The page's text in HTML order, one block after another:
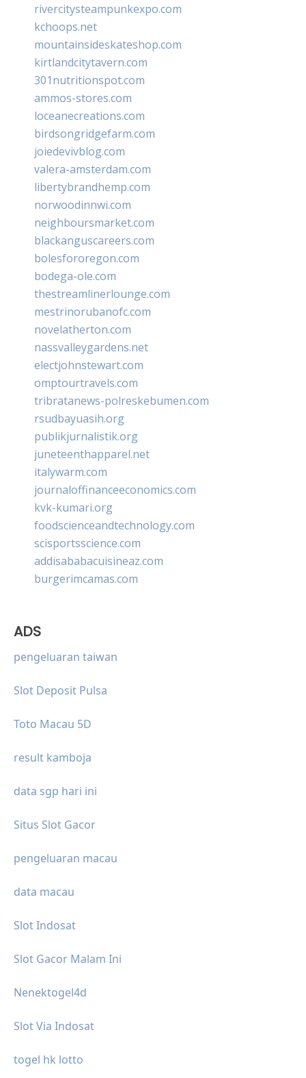
rivercitysteampunkexpo.com
kchoops.net
mountainsideskateshop.com
kirtlandcitytavern.com
301nutritionspot.com
ammos-stores.com
loceanecreations.com
birdsongridgefarm.com
joiedevivblog.com
valera-amsterdam.com
libertybrandhemp.com
norwoodinnwi.com
neighboursmarket.com
blackanguscareers.com
bolesfororegon.com
bodega-ole.com
thestreamlinerlounge.com
mestrinorubanofc.com
novelatherton.com
nassvalleygardens.net
electjohnstewart.com
omptourtravels.com
tribratanews-polreskebumen.com
rsudbayuasih.org
publikjurnalistik.org
juneteenthapparel.net
italywarm.com
journaloffinanceeconomics.com
kvk-kumari.org
foodscienceandtechnology.com
scisportsscience.com
addisababacuisineaz.com
burgerimcamas.com
ADS
pengeluaran taiwan
Slot Deposit Pulsa
Toto Macau 5D
result kamboja
data sgp hari ini
Situs Slot Gacor
pengeluaran macau
data macau
Slot Indosat
Slot Gacor Malam Ini
Nenektogel4d
Slot Via Indosat
togel hk lotto